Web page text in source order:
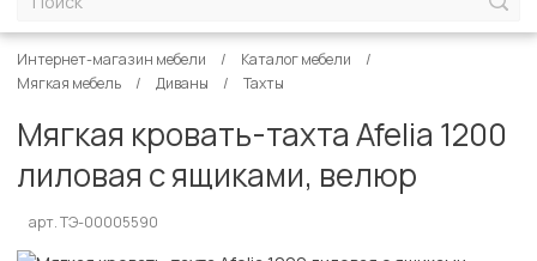
Интернет-магазин мебели
Каталог мебели
Мягкая мебель
Диваны Тахты
Мягкая кровать-тахта Afelia 1200
лиловая с ящиками, велюр
арт. ТЭ-00005590